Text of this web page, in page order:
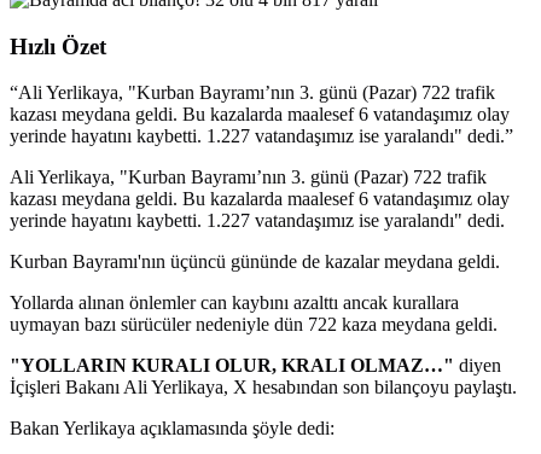
Hızlı Özet
“Ali Yerlikaya, "Kurban Bayramı’nın 3. günü (Pazar) 722 trafik
kazası meydana geldi. Bu kazalarda maalesef 6 vatandaşımız olay
yerinde hayatını kaybetti. 1.227 vatandaşımız ise yaralandı" dedi.”
Ali Yerlikaya, "Kurban Bayramı’nın 3. günü (Pazar) 722 trafik
kazası meydana geldi. Bu kazalarda maalesef 6 vatandaşımız olay
yerinde hayatını kaybetti. 1.227 vatandaşımız ise yaralandı" dedi.
Kurban Bayramı'nın üçüncü gününde de kazalar meydana geldi.
Yollarda alınan önlemler can kaybını azalttı ancak kurallara
uymayan bazı sürücüler nedeniyle dün 722 kaza meydana geldi.
"YOLLARIN KURALI OLUR, KRALI OLMAZ…" diyen
İçişleri Bakanı Ali Yerlikaya, X hesabından son bilançoyu paylaştı.
Bakan Yerlikaya açıklamasında şöyle dedi: